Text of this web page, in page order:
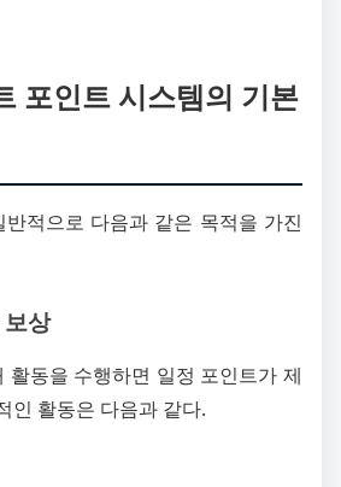
포인트 시스템의 기본
적으로 다음과 같은 목적을 가진
상
활동을 수행하면 일정 포인트가 제
인 활동은 다음과 같다.